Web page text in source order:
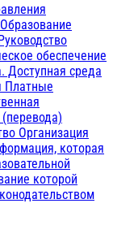
Образование
обеспечение
Доступная среда
Платные
Организация
которая
которой